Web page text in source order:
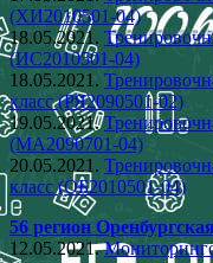
(ХИ2010501-04)
18.05.2021.
(ИС2010501-04)
18.05.2021.
класс (РЯ2090501-02)
19.05.2021.
(МА2090701-04)
20.05.2021.
класс (ОБ2010501-04)
56 регион
12.05.2021.